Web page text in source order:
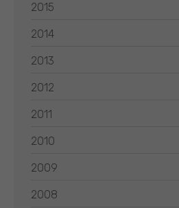
2015
2014
2013
2012
2011
2010
2009
2008